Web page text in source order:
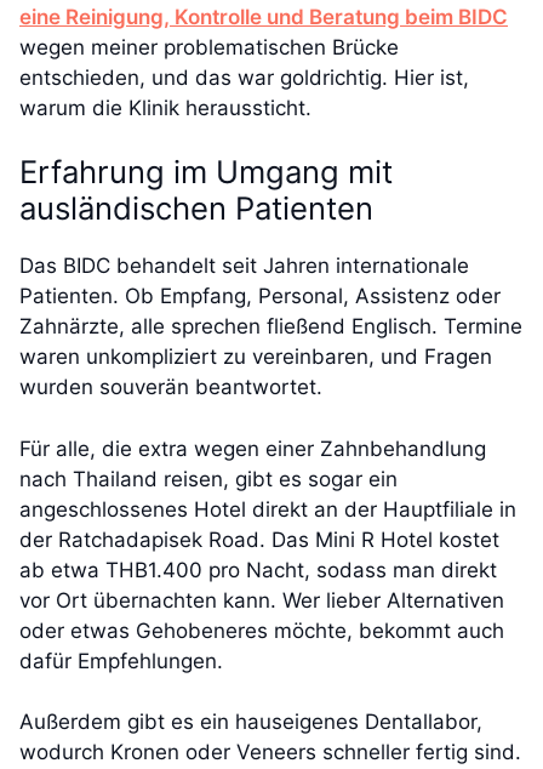
eine Reinigung, Kontrolle und Beratung beim BIDC
wegen meiner problematischen Brücke
entschieden, und das war goldrichtig. Hier ist,
warum die Klinik heraussticht.
Erfahrung im Umgang mit
ausländischen Patienten
Das BIDC behandelt seit Jahren internationale
Patienten. Ob Empfang, Personal, Assistenz oder
Zahnärzte, alle sprechen fließend Englisch. Termine
waren unkompliziert zu vereinbaren, und Fragen
wurden souverän beantwortet.
Für alle, die extra wegen einer Zahnbehandlung
nach Thailand reisen, gibt es sogar ein
angeschlossenes Hotel direkt an der Hauptfiliale in
der Ratchadapisek Road. Das Mini R Hotel kostet
ab etwa THB1.400 pro Nacht, sodass man direkt
vor Ort übernachten kann. Wer lieber Alternativen
oder etwas Gehobeneres möchte, bekommt auch
dafür Empfehlungen.
Außerdem gibt es ein hauseigenes Dentallabor,
wodurch Kronen oder Veneers schneller fertig sind.